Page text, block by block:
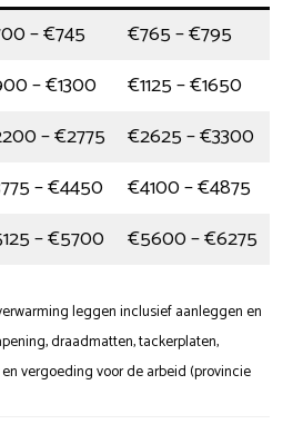
– €745
€765 – €795
– €1300
€1125 – €1650
– €2775
€2625 – €3300
– €4450
€4100 – €4875
– €5700 €5600 – €6275
leggen inclusief aanleggen en
draadmatten, tackerplaten,
vergoeding voor de arbeid (provincie